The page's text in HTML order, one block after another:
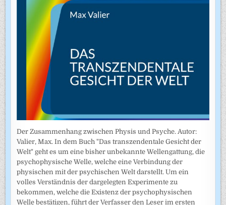
Der Zusammenhang zwischen Physis und Psyche. Autor:
Valier, Max. In dem Buch "Das transzendentale Gesicht der
Welt" geht es um eine bisher unbekannte Wellengattung, die
psychophysische Welle, welche eine Verbindung der
physischen mit der psychischen Welt darstellt. Um ein
volles Verständnis der dargelegten Experimente zu
bekommen, welche die Existenz der psychophysischen
Welle bestätigen, führt der Verfasser den Leser im ersten